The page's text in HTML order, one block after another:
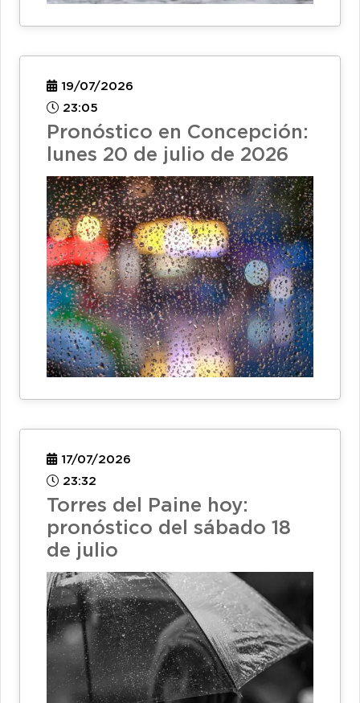
19/07/2026
23:05
Pronóstico en Concepción:
lunes 20 de julio de 2026
17/07/2026
23:32
Torres del Paine hoy:
pronóstico del sábado 18
de julio